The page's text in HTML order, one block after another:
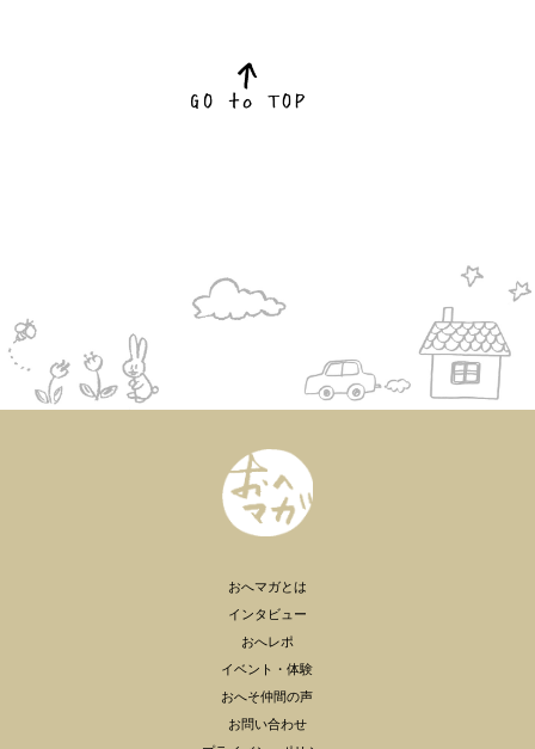
おへマガとは
インタビュー
おへレポ
イベント・体験
おへそ仲間の声
お問い合わせ